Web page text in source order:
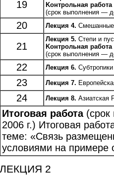
19
Kонтрольная
(срок выполнения —
20 Лекция 4.
21
Лекция 5. Степи и
Kонтрольная
(срок выполнения —
22 Лекция 6.
23 Лекция 7.
24 Лекция 8. Азиатская
Итоговая работа(срок
2006 г.) Итоговая
теме: «Связь
условиями на примере
ЛЕКЦИЯ 2